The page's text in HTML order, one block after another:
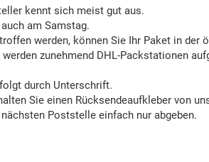
kennt sich meist gut aus.
am Samstag.
werden, können Sie Ihr Paket in der
zunehmend DHL-Packstationen
durch Unterschrift.
Sie einen Rücksendeaufkleber von
Poststelle einfach nur abgeben.